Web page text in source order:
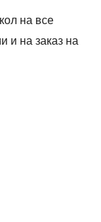
на все
и на заказ на